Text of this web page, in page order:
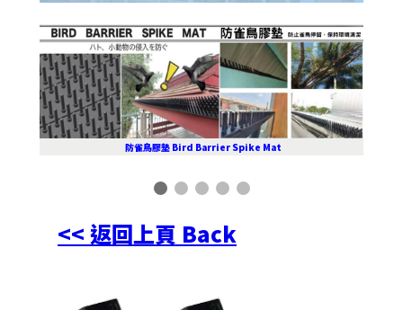
防雀鳥膠墊 Bird Barrier Spike Mat
<< 返回上頁 Back